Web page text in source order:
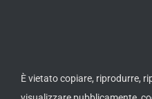
È vietato copiare, riprodurre,